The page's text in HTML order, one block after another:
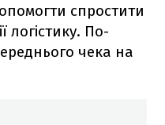
спростити
логістику. По-
чека на